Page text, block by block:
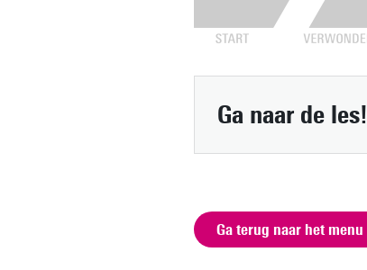
Ga naar de les!
Ga terug naar het menu